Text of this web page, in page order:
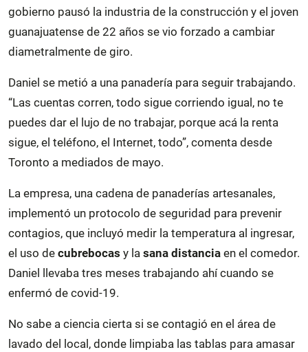
gobierno pausó la industria de la construcción y el joven
guanajuatense de 22 años se vio forzado a cambiar
diametralmente de giro.
Daniel se metió a una panadería para seguir trabajando.
“Las cuentas corren, todo sigue corriendo igual, no te
puedes dar el lujo de no trabajar, porque acá la renta
sigue, el teléfono, el Internet, todo”, comenta desde
Toronto a mediados de mayo.
La empresa, una cadena de panaderías artesanales,
implementó un protocolo de seguridad para prevenir
contagios, que incluyó medir la temperatura al ingresar,
el uso de cubrebocas y la sana distancia en el comedor.
Daniel llevaba tres meses trabajando ahí cuando se
enfermó de covid-19.
No sabe a ciencia cierta si se contagió en el área de
lavado del local, donde limpiaba las tablas para amasar